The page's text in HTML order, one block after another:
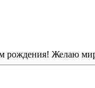
рождения! Желаю